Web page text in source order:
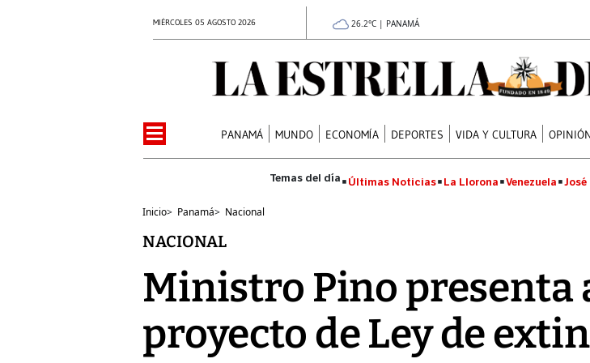
MIÉRCOLES 05 AGOSTO 2026 26.2°C | PANAMÁ
PANAMÁ MUNDO ECONOMÍA DEPORTES VIDA Y CULTURA
Últimas Noticias La Llorona Venezuela
Inicio> Panamá> Nacional
NACIONAL
Ministro Pino presenta
proyecto de Ley de